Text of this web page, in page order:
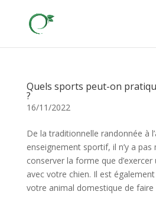
Quels sports peut-on
?
16/11/2022
De la traditionnelle randonnée à
enseignement sportif, il n’y a
conserver la forme que
avec votre chien. Il est
votre animal domestique de faire